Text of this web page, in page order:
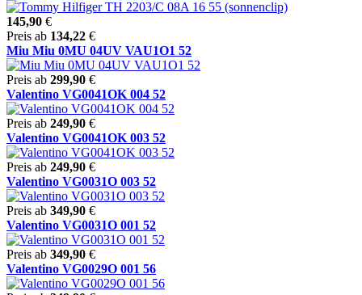
145,90 €
Preis ab 134,22 €
Miu Miu 0MU 04UV VAU1O1 52
Preis ab 299,90 €
Valentino VG0041OK 004 52
Preis ab 249,90 €
Valentino VG0041OK 003 52
Preis ab 249,90 €
Valentino VG0031O 003 52
Preis ab 349,90 €
Valentino VG0031O 001 52
Preis ab 349,90 €
Valentino VG0029O 001 56